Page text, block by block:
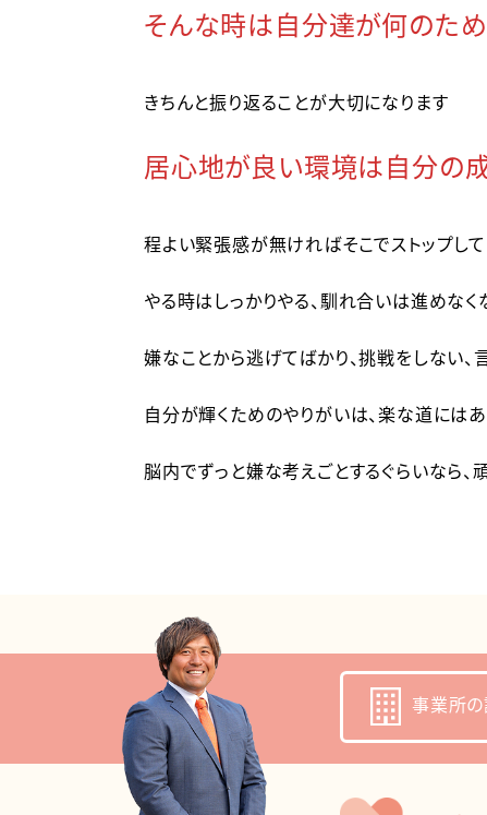
そんな時は自分達が何のた
きちんと振り返ることが大切になります
居心地が良い環境は自分の
程よい緊張感が無ければそこでストップし
やる時はしっかりやる、馴れ合いは進めなく
嫌なことから逃げてばかり、挑戦をしない、
自分が輝くためのやりがいは、楽な道には
脳内でずっと嫌な考えごとするぐらいなら
事業所